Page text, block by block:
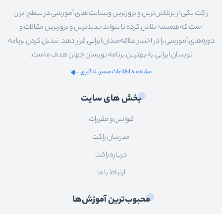
راکت یکی از پرتلاش‌ترین و بروزترین وبسایت های آموزشی در سطح ایران
است که همیشه تلاش کرده تا بتواند جدیدترین و بروزترین مقالات و
دوره‌های آموزشی را در اختیار علاقه‌مندان ایرانی قرار دهد. تبدیل کردن برنامه
نویسان ایرانی به بهترین برنامه نویسان جهان هدف ماست.
مشاهده اطلاعات مسیریادگیری
بخش های سایت
قوانین و مقررات
مدرسان راکت
درباره راکت
ارتباط با ما
محبوب‌ترین آموزش‌ها